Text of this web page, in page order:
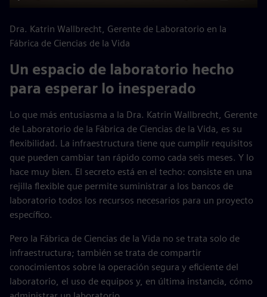
Dra. Katrin Wallbrecht, Gerente de Laboratorio en la
Fábrica de Ciencias de la Vida
Un espacio de laboratorio hecho
para esperar lo inesperado
Lo que más entusiasma a la Dra. Katrin Wallbrecht, Gerente
de Laboratorio de la Fábrica de Ciencias de la Vida, es su
flexibilidad. La infraestructura tiene que cumplir requisitos
que pueden cambiar tan rápido como cada seis meses. Y lo
hace muy bien. El secreto está en el techo: consiste en una
rejilla flexible que permite suministrar a los bancos de
laboratorio todos los recursos necesarios para un proyecto
específico.
Pero la Fábrica de Ciencias de la Vida no se trata solo de
infraestructura; también se trata de compartir
conocimientos sobre la operación segura y eficiente del
laboratorio, el uso de equipos y, en última instancia, cómo